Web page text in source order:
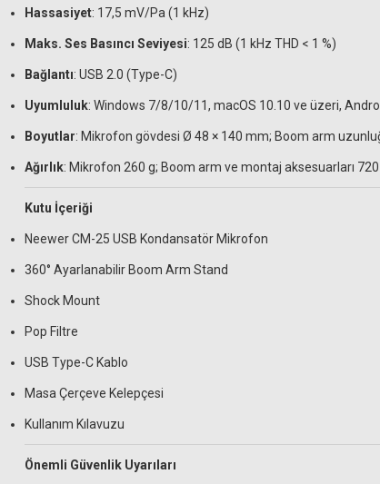
Hassasiyet: 17,5 mV/Pa (1 kHz)
Maks. Ses Basıncı Seviyesi: 125 dB (1 kHz THD < 1 %)
Bağlantı: USB 2.0 (Type-C)
Uyumluluk: Windows 7/8/10/11, macOS 10.10 ve üzeri,
Boyutlar: Mikrofon gövdesi Ø 48 × 140 mm; Boom arm
Ağırlık: Mikrofon 260 g; Boom arm ve montaj aksesuarları 720
Kutu İçeriği
Neewer CM-25 USB Kondansatör Mikrofon
360° Ayarlanabilir Boom Arm Stand
Shock Mount
Pop Filtre
USB Type-C Kablo
Masa Çerçeve Kelepçesi
Kullanım Kılavuzu
Önemli Güvenlik Uyarıları